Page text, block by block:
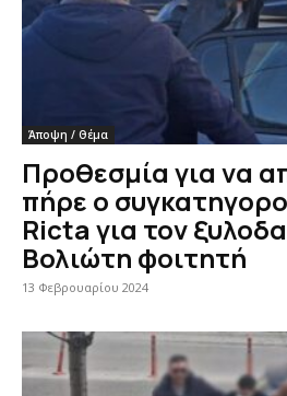
Άποψη / Θέμα
Προθεσμία για να
πήρε ο
Ricta για τον
Βολιώτη φοιτητή
13 Φεβρουαρίου 2024